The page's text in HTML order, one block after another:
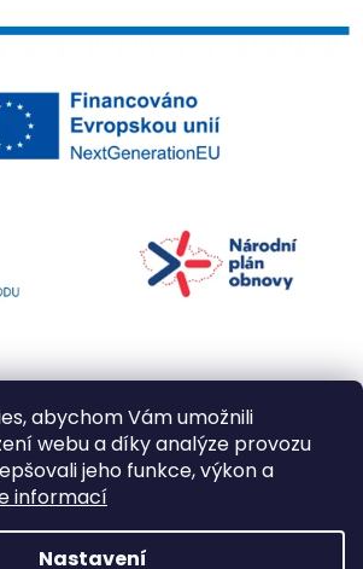
abychom Vám umožnili
webu a díky analýze provozu
jeho funkce, výkon a
informací
Nastavení
Vytvořil Shoptet